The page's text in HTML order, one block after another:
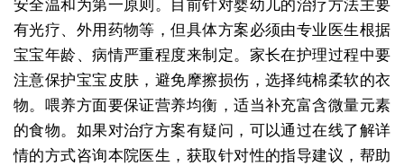
安全温和为第一原则。目前针对婴幼儿的治疗方法主要
有光疗、外用药物等，但具体方案必须由专业医生根据
宝宝年龄、病情严重程度来制定。家长在护理过程中要
注意保护宝宝皮肤，避免摩擦损伤，选择纯棉柔软的衣
物。喂养方面要保证营养均衡，适当补充富含微量元素
的食物。如果对治疗方案有疑问，可以通过在线了解详
情的方式咨询本院医生，获取针对性的指导建议，帮助